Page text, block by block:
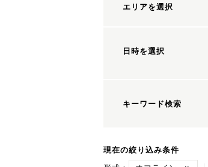
エリアを選択
日時を選択
キーワード検索
現在の絞り込み条件